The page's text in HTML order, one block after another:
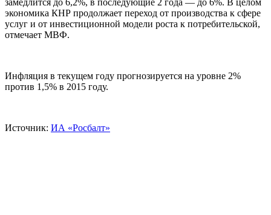
замедлится до 6,2%, в последующие 2 года — до 6%. В целом
экономика КНР продолжает переход от производства к сфере
услуг и от инвестиционной модели роста к потребительской,
отмечает МВФ.
Инфляция в текущем году прогнозируется на уровне 2%
против 1,5% в 2015 году.
Источник: ИА «Росбалт»